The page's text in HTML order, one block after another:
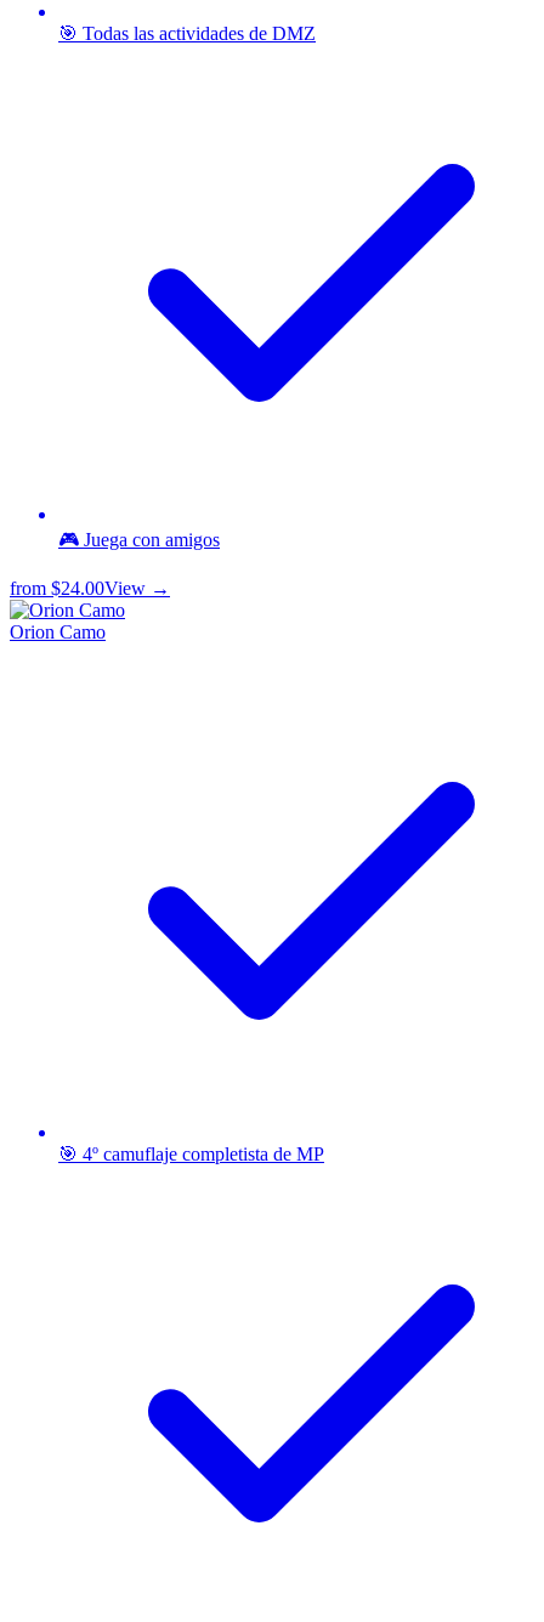
🎯 Todas las actividades de DMZ
🎮 Juega con amigos
from $24.00View →
Orion Camo
🎯 4º camuflaje completista de MP